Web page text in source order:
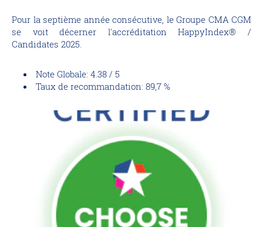
Pour la septième année consécutive, le Groupe CMA CGM
se voit décerner l'accréditation HappyIndex® /
Candidates 2025.
Note Globale: 4.38 / 5
Taux de recommandation: 89,7 %